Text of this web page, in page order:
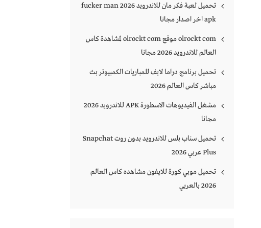
تحميل لعبة فكر مان للاندرويد 2026 fucker man
apk اخر اصدار مجانا
olrockt com موقع olrockt com لمشاهدة كاس
العالم للاندرويد 2026 مجانا
تحميل برنامج دراما لايف للمباريات الكمبيوتر بث
مباشر كاس العالم 2026
مشغل الفيديوهات الاسطورة APK للاندرويد 2026
مجانا
تحميل سناب بلس للاندرويد بدون روت Snapchat
Plus‏ عربي 2026
تحميل موبي كورة للايفون مشاهده كاس العالم
2026 بالعربي